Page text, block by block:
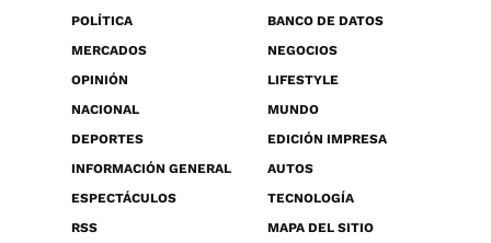
POLÍTICA
BANCO DE DATOS
MERCADOS
NEGOCIOS
OPINIÓN
LIFESTYLE
NACIONAL
MUNDO
DEPORTES
EDICIÓN IMPRESA
INFORMACIÓN GENERAL
AUTOS
ESPECTÁCULOS
TECNOLOGÍA
RSS
MAPA DEL SITIO